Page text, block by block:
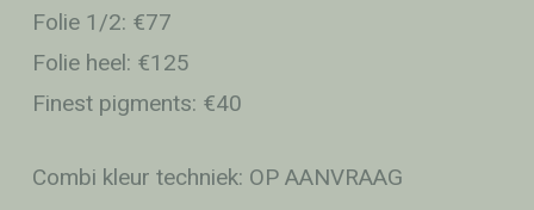
Folie 1/2: €77
Folie heel: €125
Finest pigments: €40
Combi kleur techniek: OP AANVRAAG